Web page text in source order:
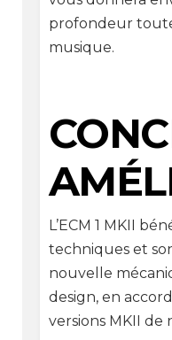
profondeur
musique.
L’ECM 1 MKII
techniques et
nouvelle
design, en
versions MKII de